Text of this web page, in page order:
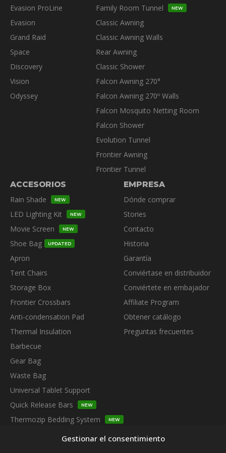
Gestionar el consentimiento
página
producto
Evasion ProLine
Evasion
Grand Raid
Space
Discovery
Vision
Odyssey
Family Room Tunnel NEW
Classic Awning
Classic Awning Walls
Rear Awning
Classic Shower
Falcon Awning 270°
Falcon Awning 270º Walls
Falcon Mosquito Netting Room
Falcon Shower
Evolution Tunnel
Frontier Awning
Frontier Tunnel
ACCESORIOS
Rain Shade
NEW
LED Lighting Kit NEW
Movie Screen NEW
Shoe Bag UPDATED
Apron
Tent Chairs
Storage Box
Frontier Crossbars
Anti-condensation Pad
Thermal Insulation
Barbecue
Gear Bag
Waste Bag
Universal Tablet Support
Quick Release Bars
NEW
Thermozip Bedding System NEW
EMPRESA
Dónde comprar
Stories
Contacto
Historia
Garantía
Conviértase en distribuidor
Conviértete en embajador
Affiliate Program
Obtener catálogo
Preguntas frecuentes